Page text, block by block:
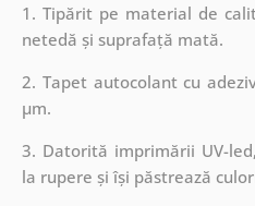
1. Tipărit pe material de
netedă și suprafață mată.
2. Tapet autocolant cu
µm.
3. Datorită imprimării UV-
la rupere și își păstrează